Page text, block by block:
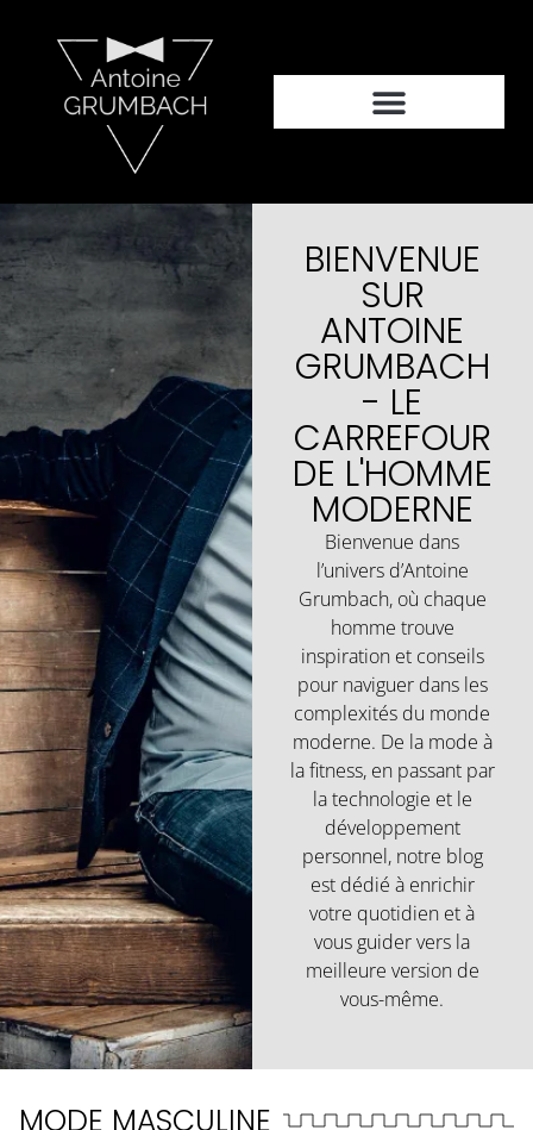
BIENVENUE
SUR
ANTOINE
GRUMBACH
- LE
CARREFOUR
DE L'HOMME
MODERNE
Bienvenue dans
l’univers d’Antoine
Grumbach, où chaque
homme trouve
inspiration et conseils
pour naviguer dans les
complexités du monde
moderne. De la mode à
la fitness, en passant par
la technologie et le
développement
personnel, notre blog
est dédié à enrichir
votre quotidien et à
vous guider vers la
meilleure version de
vous-même.
MODE MASCULINE